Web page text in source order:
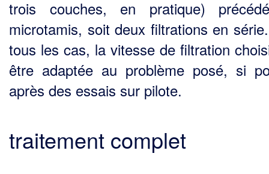
trois couches, en pratique)
microtamis, soit deux filtrations en
tous les cas, la vitesse de filtration
être adaptée au problème posé, si
après des essais sur pilote.
traitement complet